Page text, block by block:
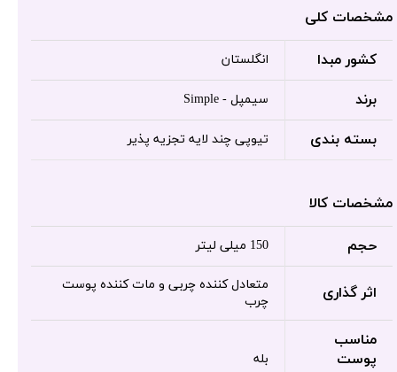
مشخصات کلی
کشور مبدا انگلستان
برند سیمپل - Simple
بسته بندی تیوپی چند لایه تجزیه پذیر
مشخصات کالا
حجم 150 میلی لیتر
اثر گذاری
متعادل کننده چربی و مات کننده پوست
چرب
مناسب
پوست
بله